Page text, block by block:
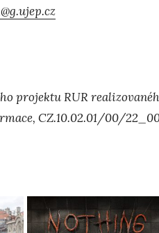
projektu RUR
CZ.10.02.01/00/